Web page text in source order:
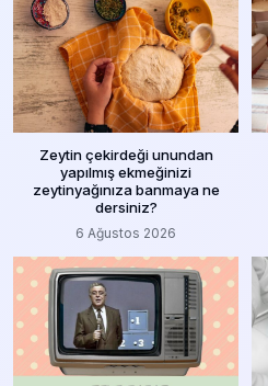
Zeytin çekirdeği unundan
yapılmış ekmeğinizi
zeytinyağınıza banmaya ne
dersiniz?
6 Ağustos 2026